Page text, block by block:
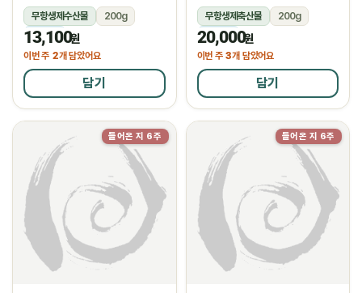
무항생제수산물
200g
냉장
13,100원
이번 주 2개 담았어요
담기
무항생제축산물
200g
냉장
20,000원
이번 주 3개 담았어요
담기
들어온 지 6주 들어온 지 6주